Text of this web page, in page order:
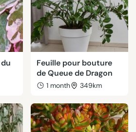
Feuille pour bouture
de Queue de Dragon
1 month 349km